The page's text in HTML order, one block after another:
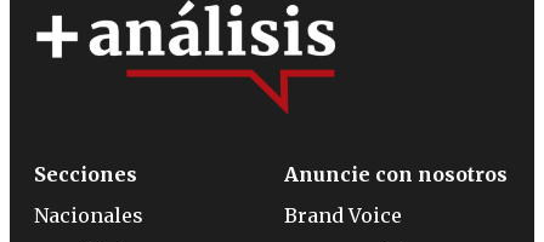
Secciones
Nacionales
Anuncie con nosotros
Brand Voice